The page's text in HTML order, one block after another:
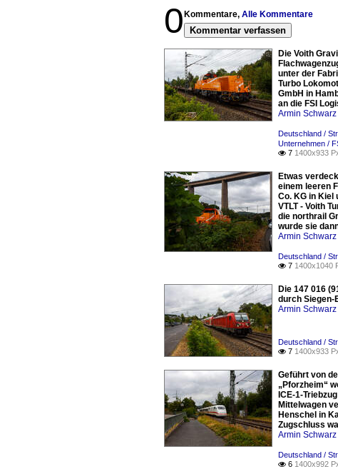
0 Kommentare, Alle Kommentare
Kommentar verfassen
Die Voith
unter der
Turbo
GmbH in
an die FSI
Armin Schwarz
Deutschland /
Unternehmen /
 7 1400x933
Etwas
einem leeren
Co. KG in Kiel
VTLT - Voith
die northrail
wurde sie
Armin Schwarz
Deutschland /
 7 1400x1040
Die 147 016
durch Siegen-
Armin Schwarz
Deutschland /
 7 1400x933
Geführt von
„Pforzheim“
ICE-1-
Mittelwagen
Henschel in
Zugschluss
Armin Schwarz
Deutschland /
 6 1400x992